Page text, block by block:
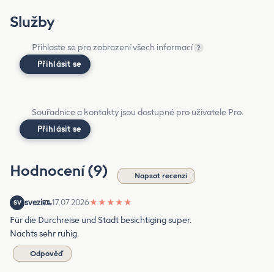
Služby
Přihlaste se pro zobrazení všech informací ?
Přihlásit se
Souřadnice a kontakty jsou dostupné pro uživatele Pro.
Přihlásit se
Hodnocení (9) Napsat recenzi
SV svezi 17.07.2026★ ★ ★ ★ ★
Für die Durchreise und Stadt besichtiging super.
Nachts sehr ruhig.
Odpověď